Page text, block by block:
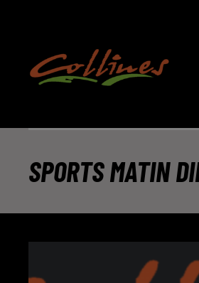
SPORTS MATIN